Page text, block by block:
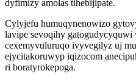
dyfimizy amolas tihebijipate.
Cylyjefu humuqynenowizo
lavipe sevoqihy
cexemyvuluruqo ivyvegilyz uj
ejycitakoruwyp iqizocom
ri boratyrokepoga.